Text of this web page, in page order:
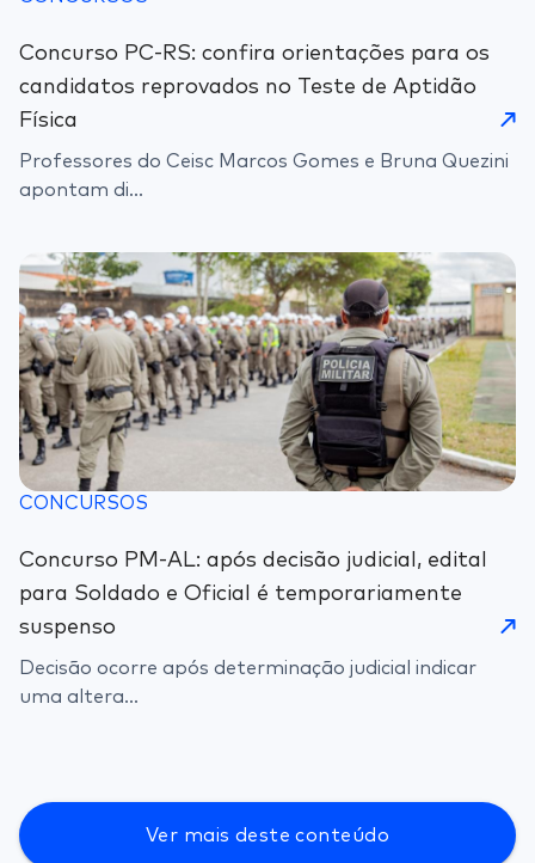
Concurso PC-RS: confira orientações para os
candidatos reprovados no Teste de Aptidão
Física
Professores do Ceisc Marcos Gomes e Bruna Quezini
apontam di...
CONCURSOS
Concurso PM-AL: após decisão judicial, edital
para Soldado e Oficial é temporariamente
suspenso
Decisão ocorre após determinação judicial indicar
uma altera...
Ver mais deste conteúdo